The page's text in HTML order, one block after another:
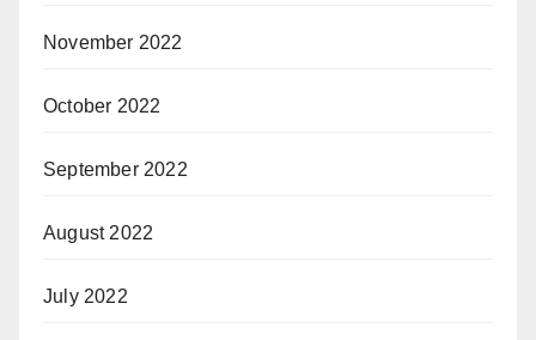
November 2022
October 2022
September 2022
August 2022
July 2022